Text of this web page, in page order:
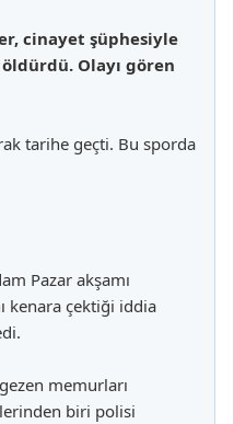
cinayet şüphesiyle
Olayı gören
tarihe geçti. Bu sporda
Pazar akşamı
kenara çektiği iddia
memurları
biri polisi